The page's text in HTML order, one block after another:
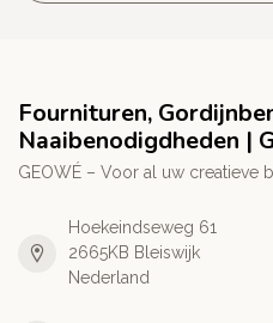
Fournituren,
Naaibenodigdheden |
GEOWÉ – Voor al uw creatieve
Hoekeindseweg 61
2665KB Bleiswijk
Nederland